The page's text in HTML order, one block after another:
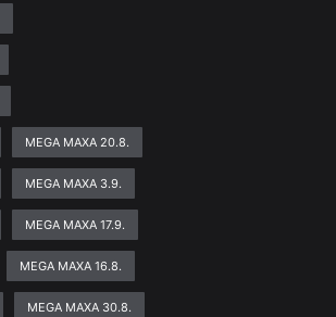
MEGA MAXA 20.8.
MEGA MAXA 3.9.
MEGA MAXA 17.9.
MEGA MAXA 16.8.
MEGA MAXA 30.8.